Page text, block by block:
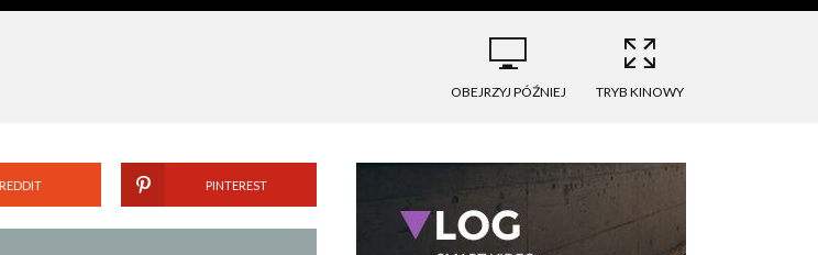
OBEJRZYJ PÓŹNIEJ TRYB KINOWY
REDDIT PINTEREST